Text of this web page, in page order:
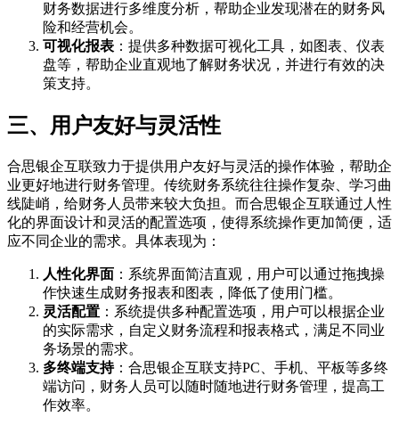
财务数据进行多维度分析，帮助企业发现潜在的财务风
险和经营机会。
可视化报表 ：提供多种数据可视化工具，如图表、仪表
盘等，帮助企业直观地了解财务状况，并进行有效的决
策支持。
三、用户友好与灵活性
合思银企互联致力于提供用户友好与灵活的操作体验，帮助企
业更好地进行财务管理。传统财务系统往往操作复杂、学习曲
线陡峭，给财务人员带来较大负担。而合思银企互联通过人性
化的界面设计和灵活的配置选项，使得系统操作更加简便，适
应不同企业的需求。具体表现为：
人性化界面 ：系统界面简洁直观，用户可以通过拖拽操
作快速生成财务报表和图表，降低了使用门槛。
灵活配置 ：系统提供多种配置选项，用户可以根据企业
的实际需求，自定义财务流程和报表格式，满足不同业
务场景的需求。
多终端支持：合思银企互联支持PC、手机、平板等多终
端访问，财务人员可以随时随地进行财务管理，提高工
作效率。